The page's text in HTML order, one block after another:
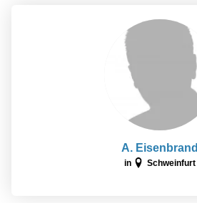
A. Eisenbrand
in Schweinfurt